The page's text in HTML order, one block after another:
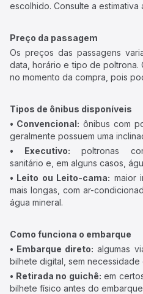
escolhido. Consulte a
Preço da passagem
Os preços das passagens
data, horário e tipo de poltrona.
no momento da compra, pois
Tipos de ônibus disponíveis
• Convencional: ônibus com
geralmente possuem uma
• Executivo: poltronas
sanitário e, em alguns casos,
• Leito ou Leito-cama: maior
mais longas, com ar-
água mineral.
Como funciona o embarque
• Embarque direto: algumas
bilhete digital, sem
• Retirada no guichê: em
bilhete físico antes do